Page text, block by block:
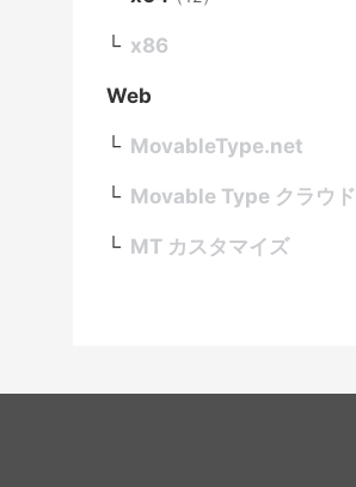
x86
Web
MovableType.net
Movable Type クラウド
MT カスタマイズ